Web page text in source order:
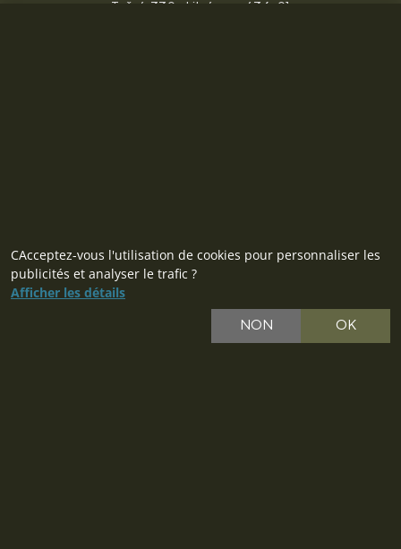
CAcceptez-vous l'utilisation de cookies pour personnaliser les
publicités et analyser le trafic ?
Afficher les détails
NON OK
Tržní 330, Litvínov, 436 01